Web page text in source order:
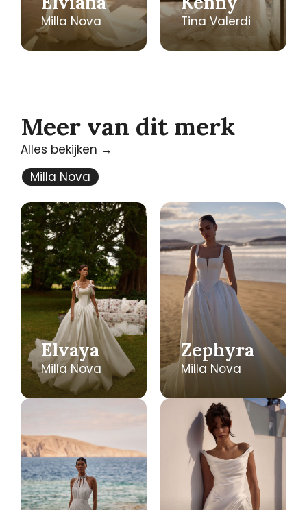
Milla Nova Tina Valerdi
Meer van dit merk
Alles bekijken →
Milla Nova
Elvaya
Milla Nova
Zephyra
Milla Nova